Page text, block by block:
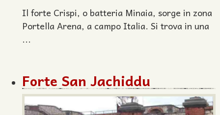
Il forte Crispi, o batteria Minaia, sorge in zona
Portella Arena, a campo Italia. Si trova in una
...
Forte San Jachiddu